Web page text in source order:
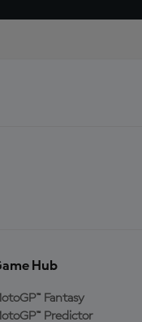
Hub
Fantasy
Predictor